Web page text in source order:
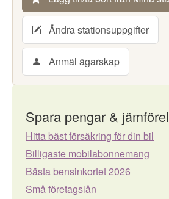
Ändra stationsuppgifter
Anmäl ägarskap
Spara pengar &
Hitta bäst försäkring för din bil
Billigaste mobilabonnemang
Bästa bensinkortet 2026
Små företagslån